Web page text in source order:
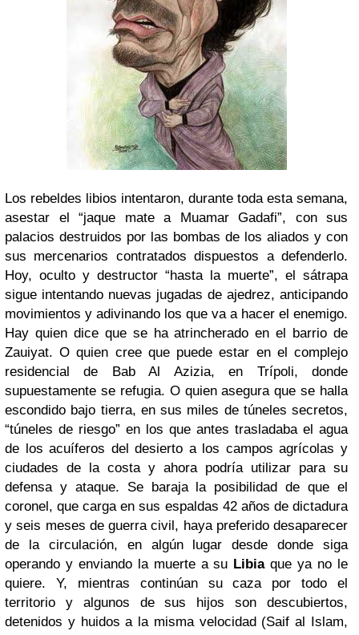
Los rebeldes libios intentaron, durante toda esta semana,
asestar el “jaque mate a Muamar Gadafi”, con sus
palacios destruidos por las bombas de los aliados y con
sus mercenarios contratados dispuestos a defenderlo.
Hoy, oculto y destructor “hasta la muerte”, el sátrapa
sigue intentando nuevas jugadas de ajedrez, anticipando
movimientos y adivinando los que va a hacer el enemigo.
Hay quien dice que se ha atrincherado en el barrio de
Zauiyat. O quien cree que puede estar en el complejo
residencial de Bab Al Azizia, en Trípoli, donde
supuestamente se refugia. O quien asegura que se halla
escondido bajo tierra, en sus miles de túneles secretos,
“túneles de riesgo” en los que antes trasladaba el agua
de los acuíferos del desierto a los campos agrícolas y
ciudades de la costa y ahora podría utilizar para su
defensa y ataque. Se baraja la posibilidad de que el
coronel, que carga en sus espaldas 42 años de dictadura
y seis meses de guerra civil, haya preferido desaparecer
de la circulación, en algún lugar desde donde siga
operando y enviando la muerte a su Libiaque ya no le
quiere. Y, mientras continúan su caza por todo el
territorio y algunos de sus hijos son descubiertos,
detenidos y huidos a la misma velocidad (Saif al Islam,